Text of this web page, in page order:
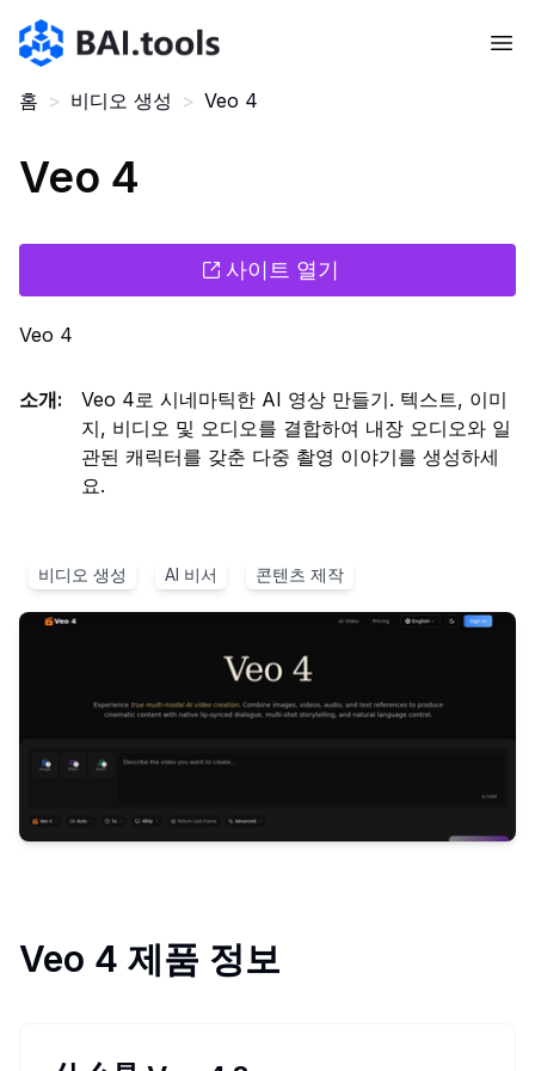
Bai.tools
홈 > 비디오 생성 > Veo 4
Veo 4
사이트 열기
Veo 4
소개:
Veo 4로 시네마틱한 AI 영상 만들기. 텍스트, 이미
지, 비디오 및 오디오를 결합하여 내장 오디오와 일
관된 캐릭터를 갖춘 다중 촬영 이야기를 생성하세
요.
비디오 생성 AI 비서 콘텐츠 제작
Veo 4 제품 정보